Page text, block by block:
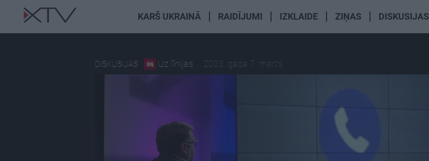
KARŠ UKRAINĀ RAIDĪJUMI IZKLAIDE ZIŅAS DISKUSIJAS
DISKUSIJAS Uz līnijas 2023. gada 7. marts